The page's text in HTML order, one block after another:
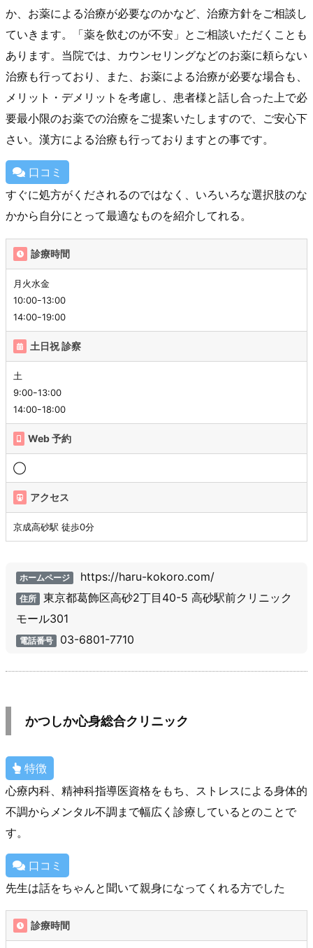
か、お薬による治療が必要なのかなど、治療方針をご相談し
ていきます。「薬を飲むのが不安」とご相談いただくことも
あります。当院では、カウンセリングなどのお薬に頼らない
治療も行っており、また、お薬による治療が必要な場合も、
メリット・デメリットを考慮し、患者様と話し合った上で必
要最小限のお薬での治療をご提案いたしますので、ご安心下
さい。漢方による治療も行っておりますとの事です。
口コミ
すぐに処方がくだされるのではなく、いろいろな選択肢のな
かから自分にとって最適なものを紹介してれる。
診療時間
月火水金
10:00ｰ13:00
14:00ｰ19:00
土日祝 診察
土
9:00ｰ13:00
14:00ｰ18:00
Web 予約
◯
アクセス
京成高砂駅 徒歩0分
ホームページ https://haru-kokoro.com/
住所 東京都葛飾区高砂2丁目40-5 高砂駅前クリニック
モール301
電話番号 03-6801-7710
かつしか心身総合クリニック
特徴
心療内科、精神科指導医資格をもち、ストレスによる身体的
不調からメンタル不調まで幅広く診療しているとのことで
す。
口コミ
先生は話をちゃんと聞いて親身になってくれる方でした
診療時間